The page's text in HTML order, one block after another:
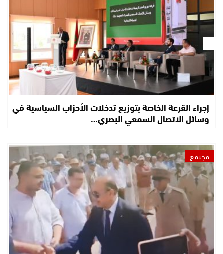
إجراء القرعة الخاصة بتوزيع تدخلات الأحزاب السياسية في
وسائل الاتصال السمعي البصري…
مجتمع